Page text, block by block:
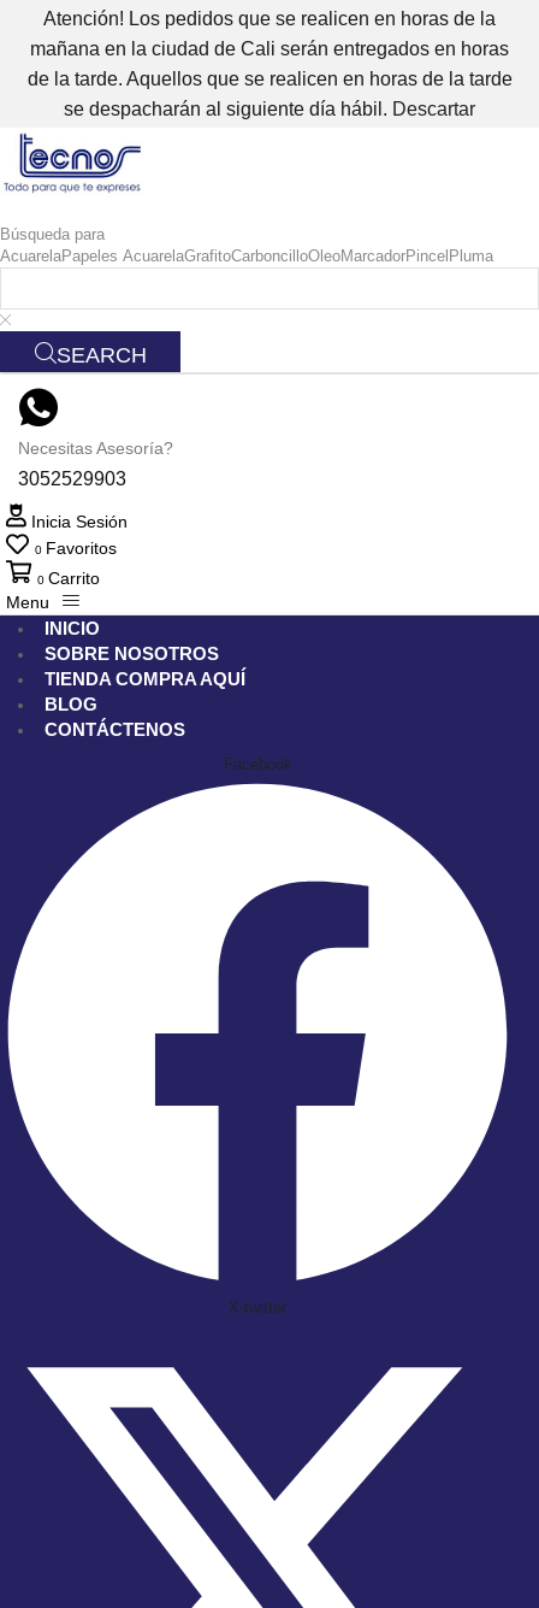
Atención! Los pedidos que se realicen en horas de la
mañana en la ciudad de Cali serán entregados en horas
de la tarde. Aquellos que se realicen en horas de la tarde
se despacharán al siguiente día hábil. Descartar
Búsqueda para
AcuarelaPapeles AcuarelaGrafitoCarboncilloOleoMarcadorPincel Pluma
SEARCH
Necesitas Asesoría?
3052529903
Inicia Sesión
0 Favoritos
0 Carrito
Menu
INICIO
SOBRE NOSOTROS
TIENDA COMPRA AQUÍ
BLOG
CONTÁCTENOS
Facebook
X-twitter